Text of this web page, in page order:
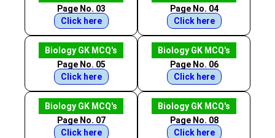
Page No. 03
Click here
Page No. 04
Click here
Biology GK MCQ's
Page No. 05
Click here
Biology GK MCQ's
Page No. 06
Click here
Biology GK MCQ's
Page No. 07
Click here
Biology GK MCQ's
Page No. 08
Click here